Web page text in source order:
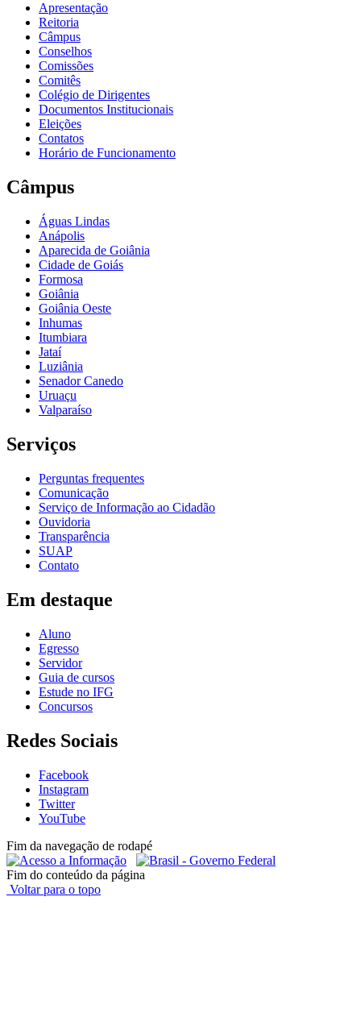
Apresentação
Reitoria
Câmpus
Conselhos
Comissões
Comitês
Colégio de Dirigentes
Documentos Institucionais
Eleições
Contatos
Horário de Funcionamento
Câmpus
Águas Lindas
Anápolis
Aparecida de Goiânia
Cidade de Goiás
Formosa
Goiânia
Goiânia Oeste
Inhumas
Itumbiara
Jataí
Luziânia
Senador Canedo
Uruaçu
Valparaíso
Serviços
Perguntas frequentes
Comunicação
Serviço de Informação ao Cidadão
Ouvidoria
Transparência
SUAP
Contato
Em destaque
Aluno
Egresso
Servidor
Guia de cursos
Estude no IFG
Concursos
Redes Sociais
Facebook
Instagram
Twitter
YouTube
Fim da navegação de rodapé
Fim do conteúdo da página
Voltar para o topo